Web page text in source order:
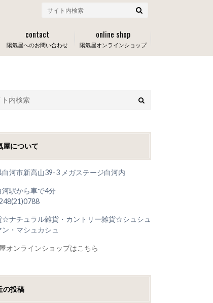
陽氣屋へのお問い合わせ
contact
陽氣屋オンラインショップ
online shop
屋について
白河市新高山39-3 メガステージ白河内
河駅から車で4分
☆ナチュラル雑貨・カントリー雑貨☆シュシュ
ン・マシュカシュ
オンラインショップはこちら
の投稿